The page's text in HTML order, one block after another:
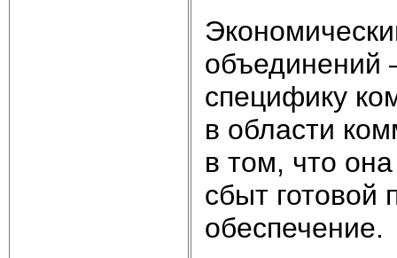
объединений
специфику
в области
в том, что
сбыт готовой
обеспечение.